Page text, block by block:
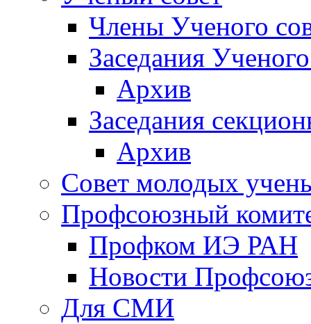
Члены Ученого
Заседания
Архив
Заседания
Архив
Совет молодых
Профсоюзный
Профком ИЭ РАН
Новости
Для СМИ